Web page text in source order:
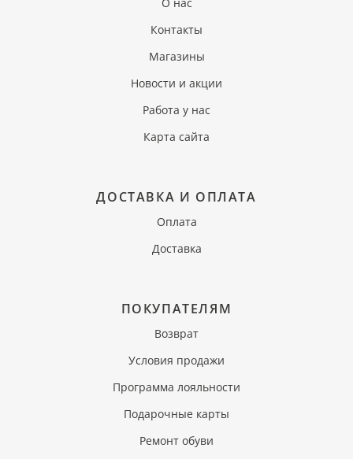
Контакты
Магазины
Новости и акции
Работа у нас
Карта сайта
ДОСТАВКА И ОПЛАТА
Оплата
Доставка
ПОКУПАТЕЛЯМ
Возврат
Условия продажи
Программа лояльности
Подарочные карты
Ремонт обуви